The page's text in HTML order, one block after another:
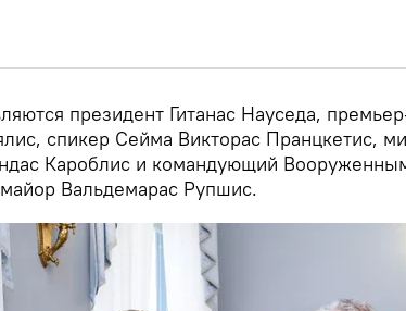
президент Гитанас Науседа,
спикер Сейма Викторас Пранцкетис,
Кароблис и командующий
Вальдемарас Рупшис.